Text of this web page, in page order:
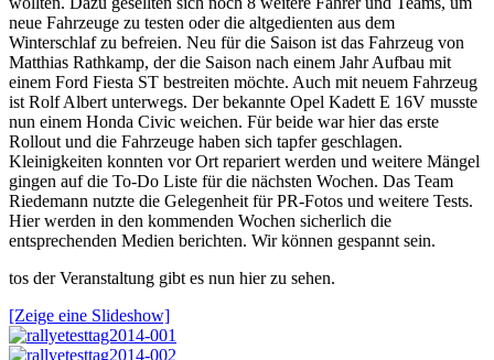
neue Fahrzeuge zu testen oder die altgedienten aus dem
Winterschlaf zu befreien. Neu für die Saison ist das Fahrzeug von
Matthias Rathkamp, der die Saison nach einem Jahr Aufbau mit
einem Ford Fiesta ST bestreiten möchte. Auch mit neuem Fahrzeug
ist Rolf Albert unterwegs. Der bekannte Opel Kadett E 16V musste
nun einem Honda Civic weichen. Für beide war hier das erste
Rollout und die Fahrzeuge haben sich tapfer geschlagen.
Kleinigkeiten konnten vor Ort repariert werden und weitere Mängel
gingen auf die To-Do Liste für die nächsten Wochen. Das Team
Riedemann nutzte die Gelegenheit für PR-Fotos und weitere Tests.
Hier werden in den kommenden Wochen sicherlich die
entsprechenden Medien berichten. Wir können gespannt sein.
tos der Veranstaltung gibt es nun hier zu sehen.
[Zeige eine Slideshow]